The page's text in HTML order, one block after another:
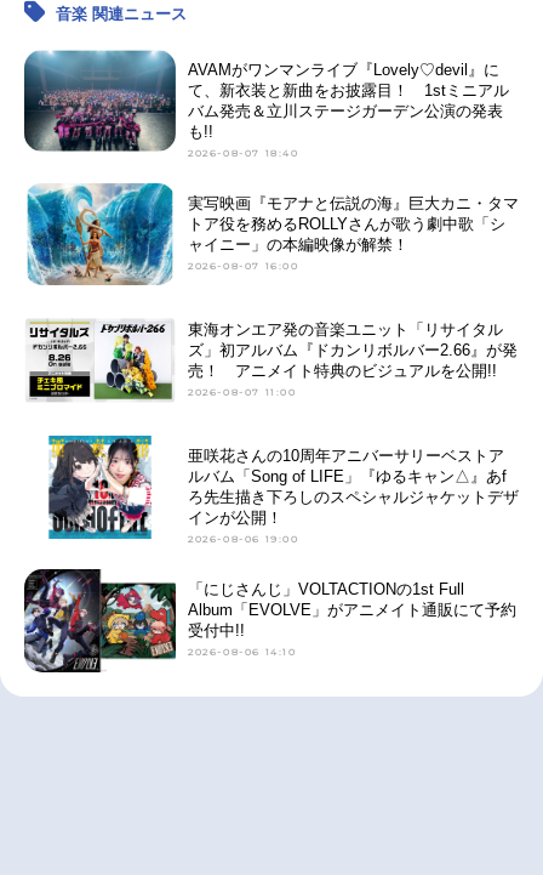
音楽 関連ニュース
AVAMがワンマンライブ『Lovely♡devil』に
て、新衣装と新曲をお披露目！ 1stミニアル
バム発売＆立川ステージガーデン公演の発表
も!!
2026-08-07 18:40
実写映画『モアナと伝説の海』巨大カニ・タマ
トア役を務めるROLLYさんが歌う劇中歌「シ
ャイニー」の本編映像が解禁！
2026-08-07 16:00
東海オンエア発の音楽ユニット「リサイタル
ズ」初アルバム『ドカンリボルバー2.66』が発
売！ アニメイト特典のビジュアルを公開!!
2026-08-07 11:00
亜咲花さんの10周年アニバーサリーベストア
ルバム「Song of LIFE」『ゆるキャン△』あf
ろ先生描き下ろしのスペシャルジャケットデザ
インが公開！
2026-08-06 19:00
「にじさんじ」VOLTACTIONの1st Full
Album「EVOLVE」がアニメイト通販にて予約
受付中!!
2026-08-06 14:10